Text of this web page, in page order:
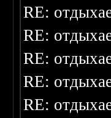
RE:
RE:
RE:
RE:
RE: